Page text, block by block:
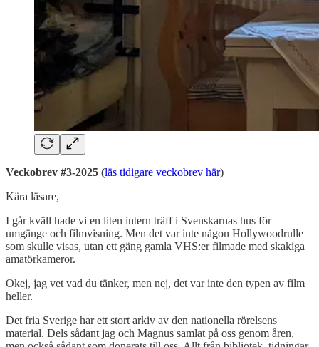
Veckobrev #3-2025 (läs tidigare veckobrev här)
Kära läsare,
I går kväll hade vi en liten intern träff i Svenskarnas hus för
umgänge och filmvisning. Men det var inte någon Hollywoodrulle
som skulle visas, utan ett gäng gamla VHS:er filmade med skakiga
amatörkameror.
Okej, jag vet vad du tänker, men nej, det var inte den typen av film
heller.
Det fria Sverige har ett stort arkiv av den nationella rörelsens
material. Dels sådant jag och Magnus samlat på oss genom åren,